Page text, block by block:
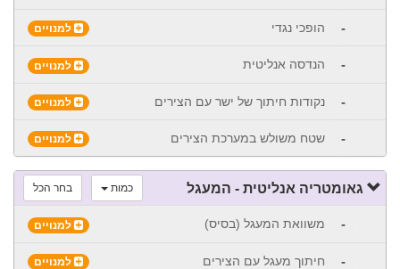
- הופכי נגדי למנויים
- הנדסה אנליטית למנויים
- נקודות חיתוך של ישר עם הצירים למנויים
- שטח משולש במערכת הצירים למנויים
בחר הכל כמות גאומטריה אנליטית - המעגל
- משוואת המעגל (בסיס) למנויים
- חיתוך מעגל עם הצירים למנויים